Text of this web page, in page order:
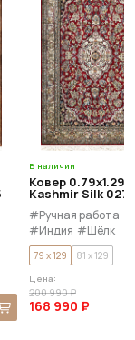
В наличии
Ковер 0.79x1.29
Kashmir Silk
#Ручная работа
#Индия #Шёлк
79 x 129 81 x 129
Цена:
200 990 ₽
168 990 ₽